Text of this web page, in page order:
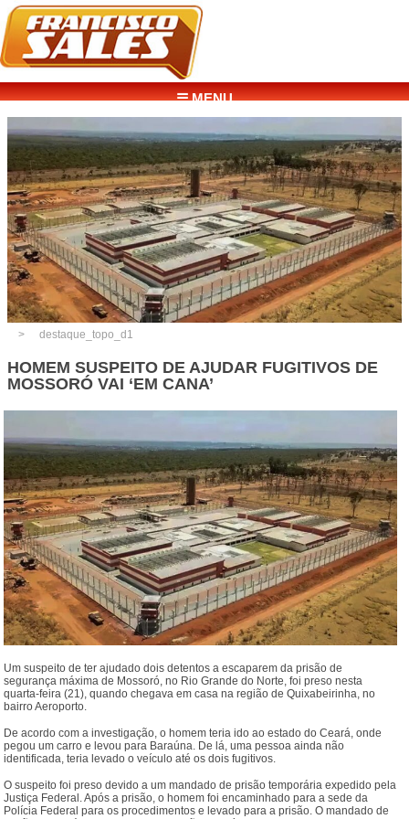
☰ MENU
destaque_topo_d1
HOMEM SUSPEITO DE AJUDAR FUGITIVOS DE
MOSSORÓ VAI ‘EM CANA’
Um suspeito de ter ajudado dois detentos a escaparem da prisão de
segurança máxima de Mossoró, no Rio Grande do Norte, foi preso nesta
quarta-feira (21), quando chegava em casa na região de Quixabeirinha, no
bairro Aeroporto.
De acordo com a investigação, o homem teria ido ao estado do Ceará, onde
pegou um carro e levou para Baraúna. De lá, uma pessoa ainda não
identificada, teria levado o veículo até os dois fugitivos.
O suspeito foi preso devido a um mandado de prisão temporária expedido pela
Justiça Federal. Após a prisão, o homem foi encaminhado para a sede da
Polícia Federal para os procedimentos e levado para a prisão. O mandado de